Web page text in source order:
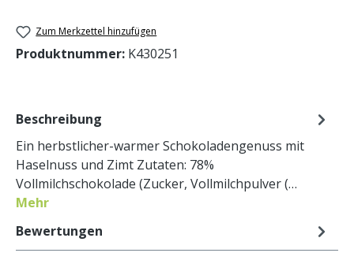
Zum Merkzettel hinzufügen
Produktnummer: K430251
Beschreibung
Ein herbstlicher-warmer Schokoladengenuss mit
Haselnuss und Zimt Zutaten: 78%
Vollmilchschokolade (Zucker, Vollmilchpulver (…
Mehr
Bewertungen